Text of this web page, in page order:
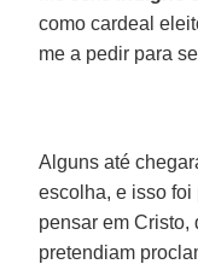
como cardeal
me a pedir para
Alguns até
escolha, e isso
pensar em Cristo,
pretendiam